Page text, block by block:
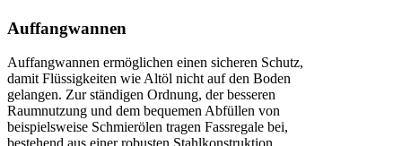
Auffangwannen
Auffangwannen ermöglichen einen sicheren Schutz,
damit Flüssigkeiten wie Altöl nicht auf den Boden
gelangen. Zur ständigen Ordnung, der besseren
Raumnutzung und dem bequemen Abfüllen von
beispielsweise Schmierölen tragen Fassregale bei,